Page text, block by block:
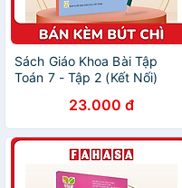
Sách Giáo Khoa Bài Tập
Toán 7 - Tập 2 (Kết Nối)
23.000 đ